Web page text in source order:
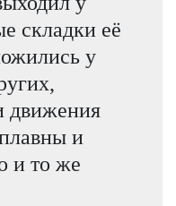
складки её
у
движения
и
и то же